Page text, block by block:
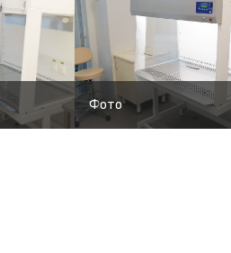
Фото